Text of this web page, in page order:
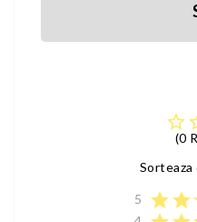
star_border
(0
5 starstar